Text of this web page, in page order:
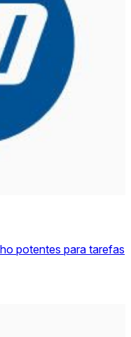
potentes para tarefas